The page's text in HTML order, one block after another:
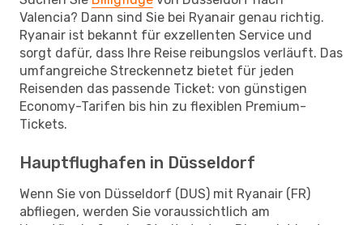
Valencia? Dann sind Sie bei Ryanair genau richtig.
Ryanair ist bekannt für exzellenten Service und
sorgt dafür, dass Ihre Reise reibungslos verläuft. Das
umfangreiche Streckennetz bietet für jeden
Reisenden das passende Ticket: von günstigen
Economy-Tarifen bis hin zu flexiblen Premium-
Tickets.
Hauptflughafen in Düsseldorf
Wenn Sie von Düsseldorf (DUS) mit Ryanair (FR)
abfliegen, werden Sie voraussichtlich am